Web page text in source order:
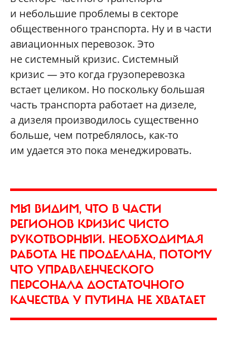
и небольшие проблемы в секторе
общественного транспорта. Ну и в части
авиационных перевозок. Это
не системный кризис. Системный
кризис — это когда грузоперевозка
встает целиком. Но поскольку большая
часть транспорта работает на дизеле,
а дизеля производилось существенно
больше, чем потреблялось, как-то
им удается это пока менеджировать.
МЫ ВИДИМ, ЧТО В ЧАСТИ
РЕГИОНОВ КРИЗИС ЧИСТО
РУКОТВОРНЫЙ. НЕОБХОДИМАЯ
РАБОТА НЕ ПРОДЕЛАНА, ПОТОМУ
ЧТО УПРАВЛЕНЧЕСКОГО
ПЕРСОНАЛА ДОСТАТОЧНОГО
КАЧЕСТВА У ПУТИНА НЕ ХВАТАЕТ